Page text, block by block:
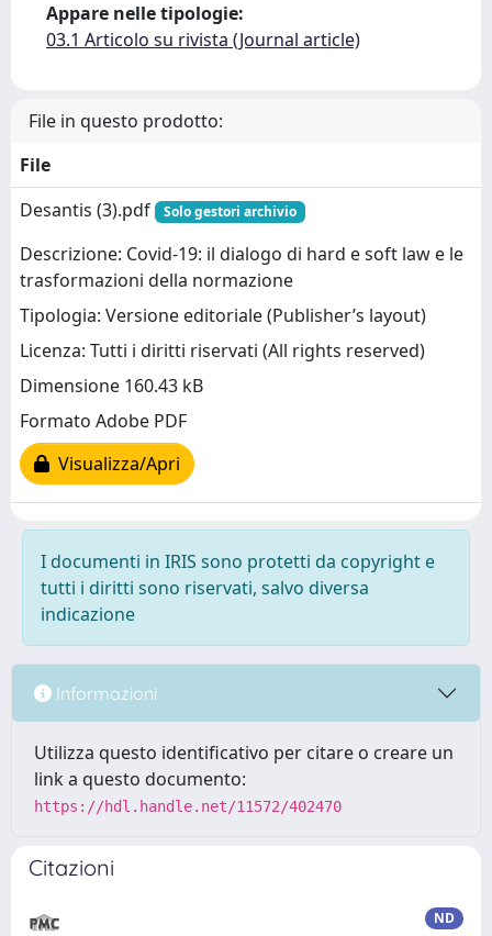
Appare nelle tipologie:
03.1 Articolo su rivista (Journal article)
File in questo prodotto:
File
Desantis (3).pdf
Solo gestori archivio
Descrizione: Covid-19: il dialogo di hard e soft law e le
trasformazioni della normazione
Tipologia: Versione editoriale (Publisher’s layout)
Licenza: Tutti i diritti riservati (All rights reserved)
Dimensione 160.43 kB
Formato Adobe PDF
Visualizza/Apri
I documenti in IRIS sono protetti da copyright e
tutti i diritti sono riservati, salvo diversa
indicazione
Informazioni
Utilizza questo identificativo per citare o creare un
link a questo documento:
https://hdl.handle.net/11572/402470
Citazioni
ND